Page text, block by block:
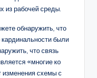
из рабочей среды.
обнаружить, что
были
что связь
«многие ко
изменения схемы с